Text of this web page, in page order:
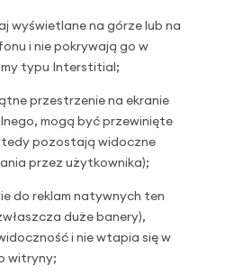
wyświetlane na górze lub na
i nie pokrywają go w
typu Interstitial;
przestrzenie na ekranie
mogą być przewinięte
pozostają widoczne
przez użytkownika);
do reklam natywnych ten
duże banery),
i nie wtapia się w
witryny;